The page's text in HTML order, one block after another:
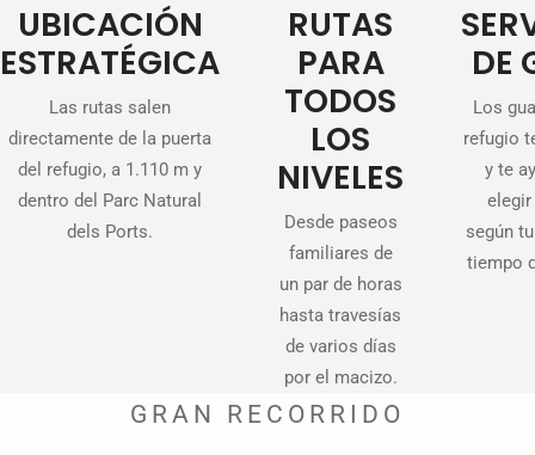
UBICACIÓN
ESTRATÉGICA
Las rutas salen
directamente de la puerta
del refugio, a 1.110 m y
dentro del Parc Natural
dels Ports.
RUTAS
PARA
TODOS
LOS
NIVELES
Desde paseos
familiares de
un par de horas
hasta travesías
de varios días
por el macizo.
DE
Los
refugio
y te
según
tiempo
GRAN RECORRIDO